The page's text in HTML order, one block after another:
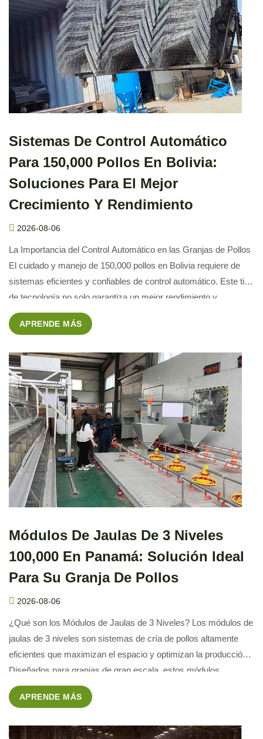
Sistemas De Control Automático
Para 150,000 Pollos En Bolivia:
Soluciones Para El Mejor
Crecimiento Y Rendimiento
2026-08-06
La Importancia del Control Automático en las Granjas de Pollos
El cuidado y manejo de 150,000 pollos en Bolivia requiere de
sistemas eficientes y confiables de control automático. Este tipo
de tecnología no solo garantiza un mejor rendimiento y
crecimiento de los pollos, sino también una mayor productividad
y rentabilidad para las granjas avícolas. Características […]
APRENDE MÁS
Módulos De Jaulas De 3 Niveles
100,000 En Panamá: Solución Ideal
Para Su Granja De Pollos
2026-08-06
¿Qué son los Módulos de Jaulas de 3 Niveles? Los módulos de
jaulas de 3 niveles son sistemas de cría de pollos altamente
eficientes que maximizan el espacio y optimizan la producción.
Diseñados para granjas de gran escala, estos módulos
permiten una cría más organizada y eficiente, reduciendo así el
costo por kilogramo de pollo […]
APRENDE MÁS